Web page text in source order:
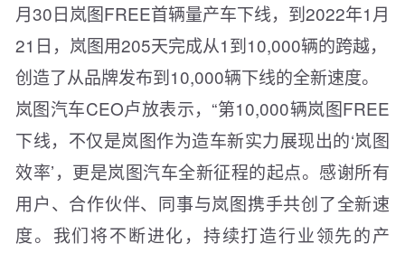
月30日岚图FREE首辆量产车下线，到2022年1月
21日，岚图用205天完成从1到10,000辆的跨越，
创造了从品牌发布到10,000辆下线的全新速度。
岚图汽车CEO卢放表示，“第10,000辆岚图FREE
下线，不仅是岚图作为造车新实力展现出的‘岚图
效率’，更是岚图汽车全新征程的起点。感谢所有
用户、合作伙伴、同事与岚图携手共创了全新速
度。我们将不断进化，持续打造行业领先的产